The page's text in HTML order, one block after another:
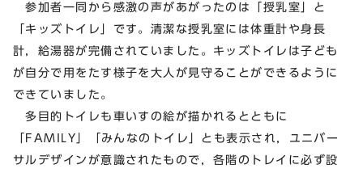
参加者一同から感激の声があがったのは「授乳室」と
「キッズトイレ」です。清潔な授乳室には体重計や身長
計，給湯器が完備されていました。キッズトイレは子ども
が自分で用をたす様子を大人が見守ることができるように
できていました。
多目的トイレも車いすの絵が描かれるとともに
「FAMILY」「みんなのトイレ」とも表示され，ユニバー
サルデザインが意識されたもので，各階のトレイに必ず設